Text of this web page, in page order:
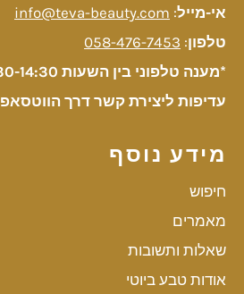
אי-מייל:
info@teva-beauty.com
טלפון:
058-476-7453
*מענה טלפוני בין השעות 08:30-14:30
עדיפות ליצירת קשר דרך הווטסאפ
מידע נוסף
חיפוש
מאמרים
שאלות ותשובות
אודות טבע ביוטי